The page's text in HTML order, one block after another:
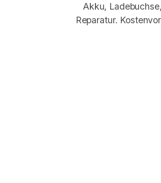
Akku,
Reparatur.